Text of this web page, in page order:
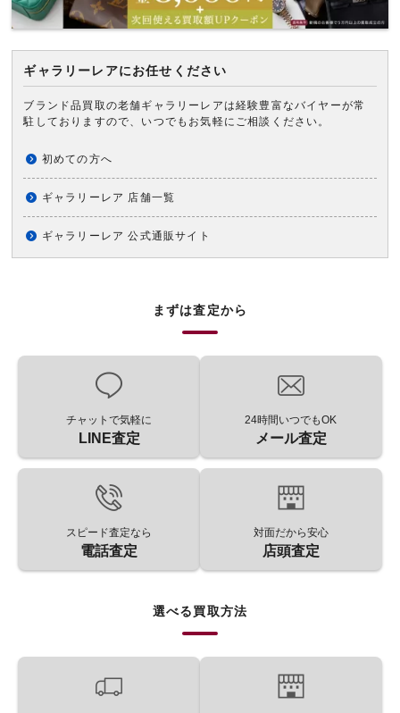
ギャラリーレアにお任せください
ブランド品買取の老舗ギャラリーレアは経験豊富なバイヤーが常
駐しておりますので、いつでもお気軽にご相談ください。
初めての方へ
ギャラリーレア 店舗一覧
ギャラリーレア 公式通販サイト
まずは査定から
チャットで気軽に
LINE査定
24時間いつでもOK
メール査定
スピード査定なら
電話査定
対面だから安心
店頭査定
選べる買取方法